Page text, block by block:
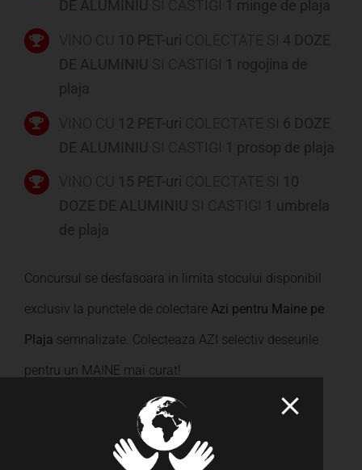
DE ALUMINIU
SI CASTIGI 1 minge de plaja
VINO CU 10 PET-uri COLECTATE SI 4 DOZE
DE ALUMINIU
SI CASTIGI 1 rogojina de
plaja
VINO CU 12 PET-uri COLECTATE SI 6 DOZE
DE ALUMINIU
SI CASTIGI 1 prosop de plaja
VINO CU 15 PET-uri COLECTATE SI 10
DOZE DE ALUMINIU
SI CASTIGI 1 umbrela
de plaja
Concursul se desfasoara in limita stocului disponibil
exclusiv la punctele de colectare Azi pentru Maine pe
Plaja semnalizate. Colecteaza AZI selectiv deseurile
pentru un MAINE mai curat!
Proiectul Azi pentru Maine pe Plaja este finantat de
Fundatia Coca-Cola si face parte din platforma Azi